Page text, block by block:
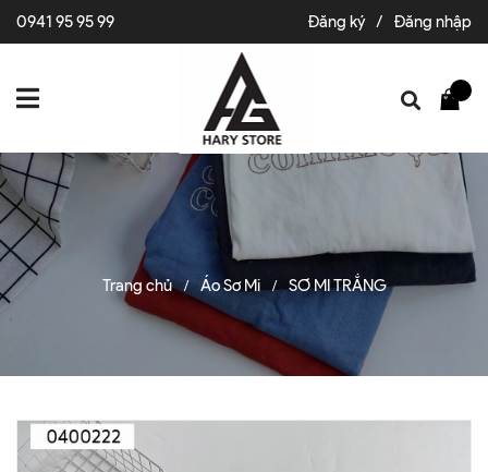
0941 95 95 99 Đăng ký / Đăng nhập
Trang chủ / Áo Sơ Mi / SƠ MI TRẮNG